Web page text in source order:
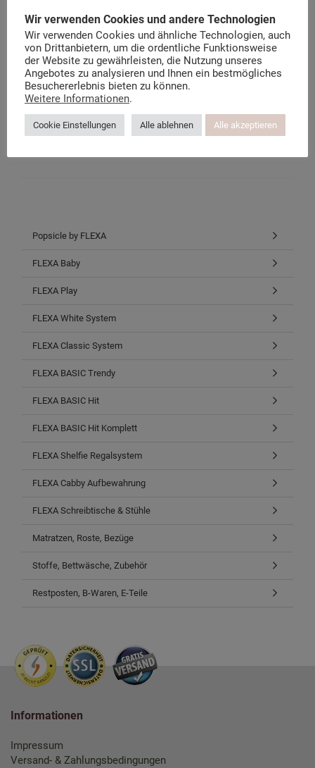
Der Flexa Möbel Blog
Über kindermoebel-24.de
Datenschutzerklärung
Instagram-Datenschutz
Facebook-Datenschutz
Facebook
Twitter
Popsicle by FLEXA
FLEXA Baby
FLEXA Play
FLEXA White System
FLEXA Classic System
FLEXA BASIC Trendy
FLEXA BASIC Hit
FLEXA BASIC Hit Komplett
FLEXA Shelfie Regalsystem
FLEXA Cabby Aufbewahrung
FLEXA Schreibtische & Stühle
Matratzen, Roste, Bezüge
Stoffe, Bettwäsche, Zubehör
Restposten, B-Waren, E-Teile
Informationen
Impressum
Versand- & Zahlungsbedingungen
Wir verwenden Cookies und andere Technologien
Wir verwenden Cookies und ähnliche Technologien, auch
von Drittanbietern, um die ordentliche Funktionsweise
der Website zu gewährleisten, die Nutzung unseres
Angebotes zu analysieren und Ihnen ein bestmögliches
Besuchererlebnis bieten zu können.
Weitere Informationen.
Cookie Einstellungen Alle ablehnen Alle akzeptieren